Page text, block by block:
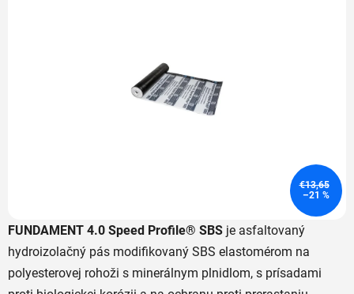
FUNDAMENT 4.0 Speed Profile® SBS je asfaltovaný
hydroizolačný pás modifikovaný SBS elastomérom na
polyesterovej rohoži s minerálnym plnidlom, s prísadami
€13,65
–21 %